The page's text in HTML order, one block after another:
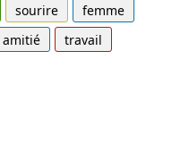
sourire
femme
amitié
travail